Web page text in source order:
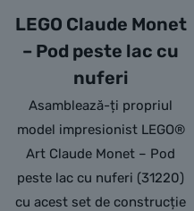
LEGO Claude Monet
– Pod peste lac cu
nuferi
Asamblează-ți propriul
model impresionist LEGO®
Art Claude Monet – Pod
peste lac cu nuferi (31220)
cu acest set de construcție